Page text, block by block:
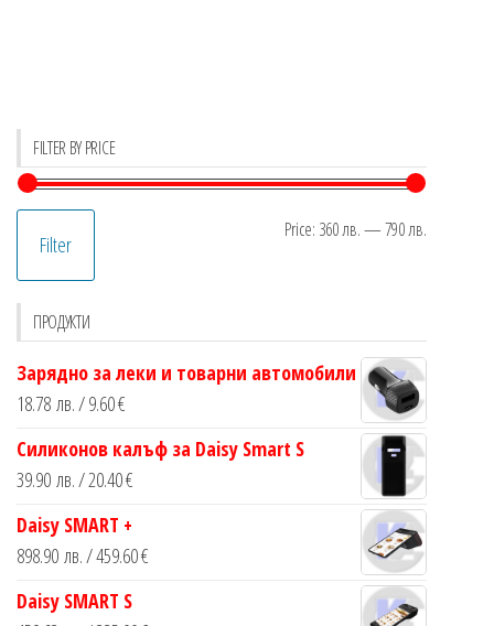
FILTER BY PRICE
Filter
Price: 360 лв.—790 лв.
ПРОДУКТИ
Зарядно за леки и товарни автомобили
18.78 лв./ 9.60 €
Силиконов калъф за Daisy Smart S
39.90 лв./ 20.40 €
Daisy SMART +
898.90 лв./ 459.60 €
Daisy SMART S